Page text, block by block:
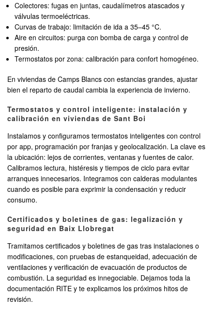
Colectores: fugas en juntas, caudalímetros atascados y
válvulas termoeléctricas.
Curvas de trabajo: limitación de ida a 35–45 °C.
Aire en circuitos: purga con bomba de carga y control de
presión.
Termostatos por zona: calibración para confort homogéneo.
En viviendas de Camps Blancs con estancias grandes, ajustar
bien el reparto de caudal cambia la experiencia de invierno.
Termostatos y control inteligente: instalación y
calibración en viviendas de Sant Boi
Instalamos y configuramos termostatos inteligentes con control
por app, programación por franjas y geolocalización. La clave es
la ubicación: lejos de corrientes, ventanas y fuentes de calor.
Calibramos lectura, histéresis y tiempos de ciclo para evitar
arranques innecesarios. Integramos con calderas modulantes
cuando es posible para exprimir la condensación y reducir
consumo.
Certificados y boletines de gas: legalización y
seguridad en Baix Llobregat
Tramitamos certificados y boletines de gas tras instalaciones o
modificaciones, con pruebas de estanqueidad, adecuación de
ventilaciones y verificación de evacuación de productos de
combustión. La seguridad es innegociable. Dejamos toda la
documentación RITE y te explicamos los próximos hitos de
revisión.